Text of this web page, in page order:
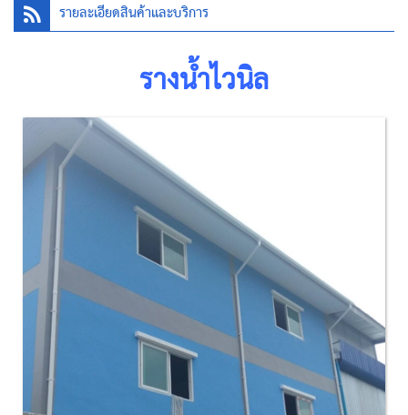
รายละเอียดสินค้าและบริการ
รางน้ำไวนิล